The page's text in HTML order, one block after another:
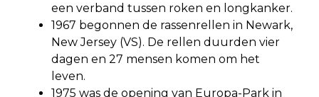
een verband tussen roken en longkanker.
1967 begonnen de rassenrellen in Newark,
New Jersey (VS). De rellen duurden vier
dagen en 27 mensen komen om het
leven.
1975 was de opening van Europa-Park in